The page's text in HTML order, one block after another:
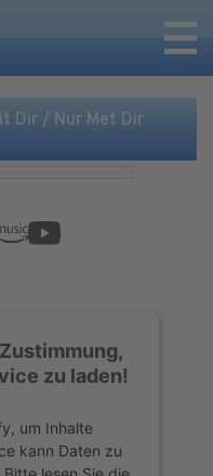
Dir / Nur Met Dir
zu laden!
um Inhalte
kann Daten zu